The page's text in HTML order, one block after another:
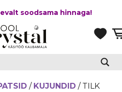
soodsama hinnaga!
/ KUJUNDID / TILK